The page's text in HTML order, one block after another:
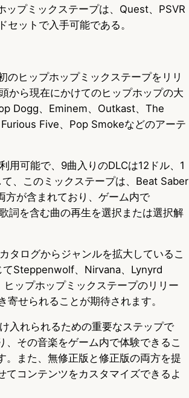
ップミックステープは、Quest、PSVR
ットで入手可能である。
のヒップホップミックステープをリリ
から現在にかけてのヒップホップの大
Dogg、Eminem、Outkast、The
Five、Pop Smokeなどのアーテ
用可能で、9曲入りのDLCは12ドル、1
、このミックステープは、Beat Saber
方が含まれており、ゲーム内で
詞を含む曲の再生を選択または選択解
タログからジャンルを拡大しているこ
Steppenwolf、Nirvana、Lynyrd
ップホップミックステープのリリー
せられることが期待されます。
入れられるための重要なステップで
その音楽をゲーム内で体験できるこ
。また、無修正版と修正版の両方を提
コンテンツをカスタマイズできるよ